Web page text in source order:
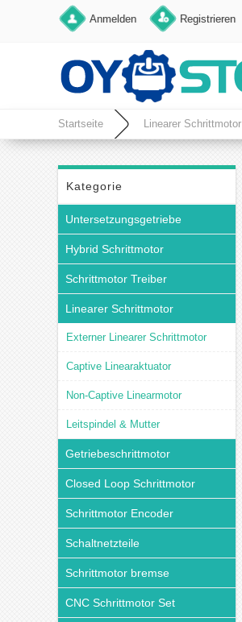
Anmelden Registrieren
Startseite Linearer Schrittmotor
Kategorie
Untersetzungsgetriebe
Hybrid Schrittmotor
Schrittmotor Treiber
Linearer Schrittmotor
Externer Linearer Schrittmotor
Captive Linearaktuator
Non-Captive Linearmotor
Leitspindel & Mutter
Getriebeschrittmotor
Closed Loop Schrittmotor
Schrittmotor Encoder
Schaltnetzteile
Schrittmotor bremse
CNC Schrittmotor Set